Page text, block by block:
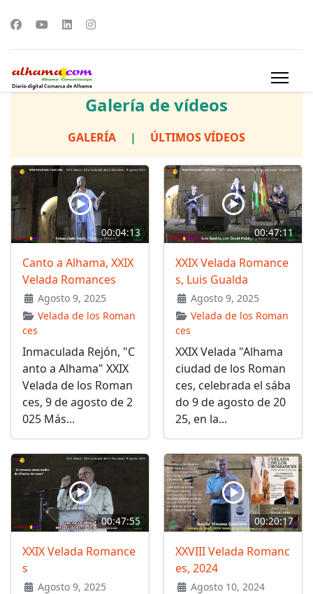
Galería de vídeos
GALERÍA | ÚLTIMOS VÍDEOS
00:04:13
Canto a Alhama, XXIX
Velada Romances
Agosto 9, 2025
Velada de los Roman
ces
Inmaculada Rejón, "C
anto a Alhama" XXIX
Velada de los Roman
ces, 9 de agosto de 2
025 Más...
00:47:11
XXIX Velada Romance
s, Luis Gualda
Agosto 9, 2025
Velada de los Roman
ces
XXIX Velada "Alhama
ciudad de los Roman
ces, celebrada el sába
do 9 de agosto de 20
25, en la...
00:47:55
XXIX Velada Romance
s
Agosto 9, 2025
00:20:17
XXVIII Velada Romanc
es, 2024
Agosto 10, 2024